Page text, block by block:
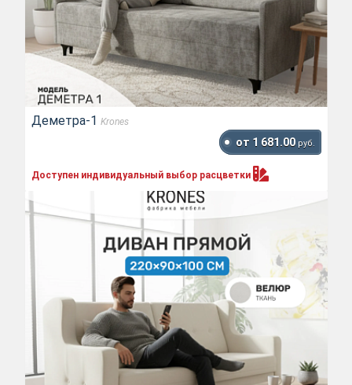
Деметра-1 Krones
от 1 681.00 руб.
Доступен индивидуальный выбор расцветки